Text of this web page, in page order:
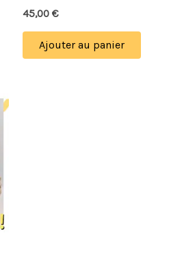
45,00 €
Ajouter au panier